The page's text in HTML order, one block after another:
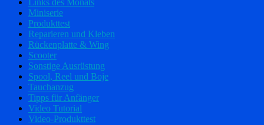
Links des Monats
Miniserie
Produkttest
Reparieren und Kleben
Rückenplatte & Wing
Scooter
Sonstige Ausrüstung
Spool, Reel und Boje
Tauchanzug
Tipps für Anfänger
Video Tutorial
Video-Produkttest